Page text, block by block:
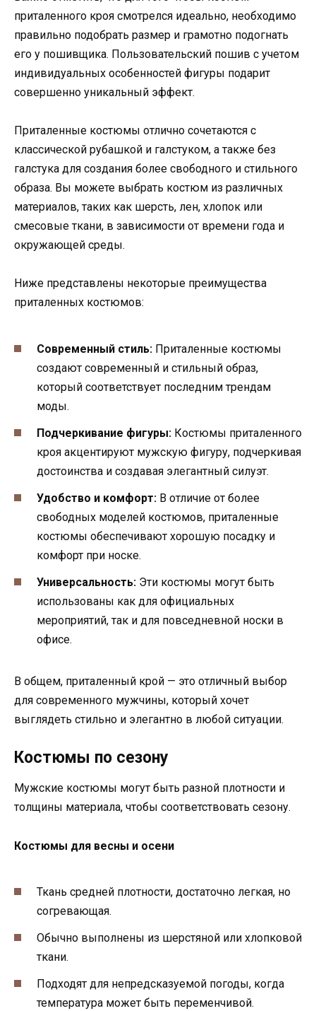
приталенного кроя смотрелся идеально, необходимо
правильно подобрать размер и грамотно подогнать
его у пошивщика. Пользовательский пошив с учетом
индивидуальных особенностей фигуры подарит
совершенно уникальный эффект.
Приталенные костюмы отлично сочетаются с
классической рубашкой и галстуком, а также без
галстука для создания более свободного и стильного
образа. Вы можете выбрать костюм из различных
материалов, таких как шерсть, лен, хлопок или
смесовые ткани, в зависимости от времени года и
окружающей среды.
Ниже представлены некоторые преимущества
приталенных костюмов:
Современный стиль: Приталенные костюмы
создают современный и стильный образ,
который соответствует последним трендам
моды.
Подчеркивание фигуры: Костюмы приталенного
кроя акцентируют мужскую фигуру, подчеркивая
достоинства и создавая элегантный силуэт.
Удобство и комфорт: В отличие от более
свободных моделей костюмов, приталенные
костюмы обеспечивают хорошую посадку и
комфорт при носке.
Универсальность: Эти костюмы могут быть
использованы как для официальных
мероприятий, так и для повседневной носки в
офисе.
В общем, приталенный крой — это отличный выбор
для современного мужчины, который хочет
выглядеть стильно и элегантно в любой ситуации.
Костюмы по сезону
Мужские костюмы могут быть разной плотности и
толщины материала, чтобы соответствовать сезону.
Костюмы для весны и осени
Ткань средней плотности, достаточно легкая, но
согревающая.
Обычно выполнены из шерстяной или хлопковой
ткани.
Подходят для непредсказуемой погоды, когда
температура может быть переменчивой.